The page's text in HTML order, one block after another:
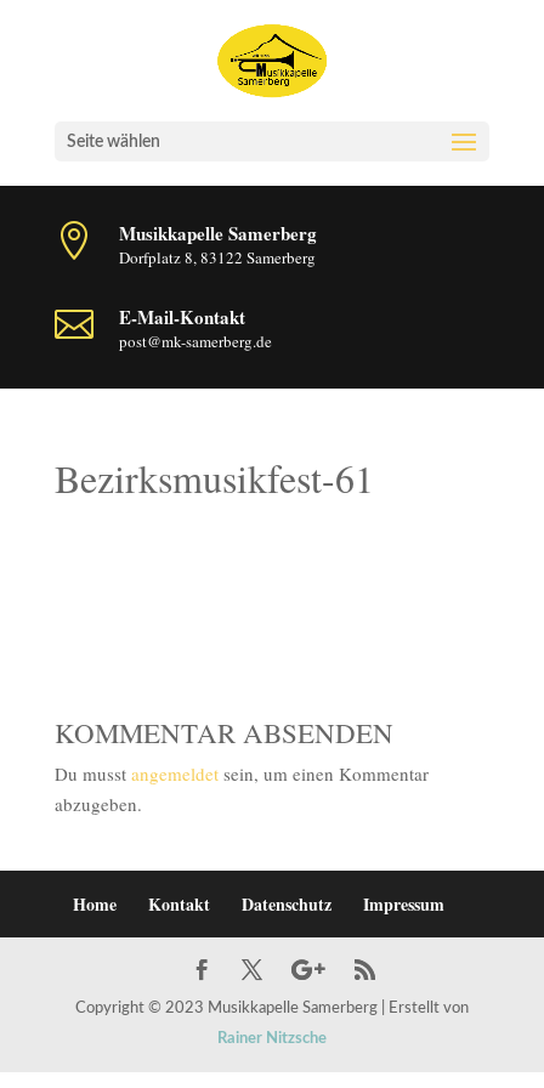
Seite wählen
 Musikkapelle Samerberg
Dorfplatz 8, 83122 Samerberg
 E-Mail-Kontakt
post@mk-samerberg.de
Bezirksmusikfest-61
KOMMENTAR ABSENDEN
Du musst angemeldetsein, um einen Kommentar
abzugeben.
Home Kontakt Datenschutz Impressum
Copyright © 2023 Musikkapelle Samerberg | Erstellt von
Rainer Nitzsche